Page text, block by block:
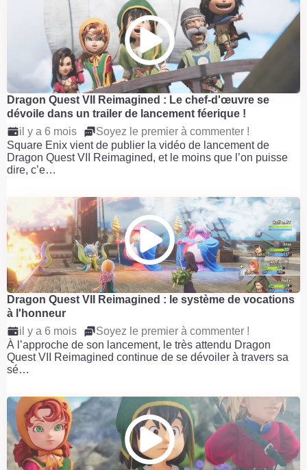
Dragon Quest VII Reimagined : Le chef-d'œuvre se
dévoile dans un trailer de lancement féerique !
il y a 6 mois
Soyez le premier à commenter !
Square Enix vient de publier la vidéo de lancement de
Dragon Quest VII Reimagined, et le moins que l’on puisse
dire, c’e…
Dragon Quest VII Reimagined : le système de vocations
à l'honneur
il y a 6 mois
Soyez le premier à commenter !
À l’approche de son lancement, le très attendu Dragon
Quest VII Reimagined continue de se dévoiler à travers sa
sé…